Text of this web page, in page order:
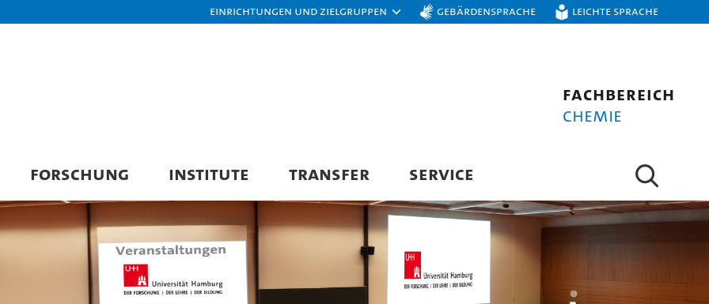
Einrichtungen und Zielgruppen Gebärdensprache Leichte Sprache
Fachbereich
Chemie
FORSCHUNG INSTITUTE TRANSFER SERVICE